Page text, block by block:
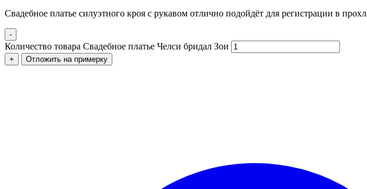
Свадебное платье силуэтного кроя с рукавом отлично подойдёт для регистрации в
-
Количество товара Свадебное платье Челси бридал Зои
+ Отложить на примерку